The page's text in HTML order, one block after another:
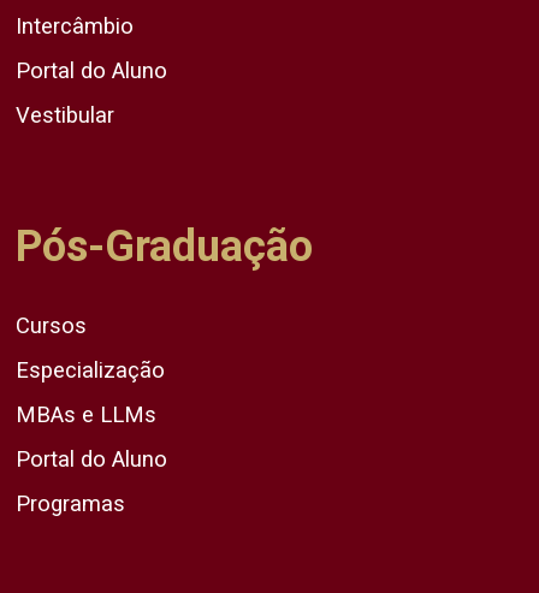
Intercâmbio
Portal do Aluno
Vestibular
Pós-Graduação
Cursos
Especialização
MBAs e LLMs
Portal do Aluno
Programas